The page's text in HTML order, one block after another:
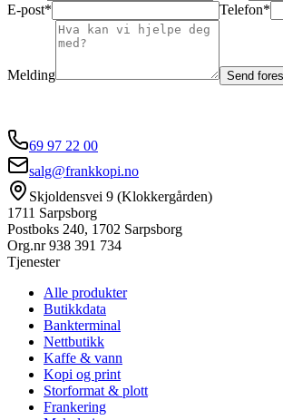
E-post*
Telefon*
Melding Send
69 97 22 00
salg@frankkopi.no
Skjoldensvei 9 (Klokkergården)
1711 Sarpsborg
Postboks 240, 1702 Sarpsborg
Org.nr938 391 734
Tjenester
Alle produkter
Butikkdata
Bankterminal
Nettbutikk
Kaffe & vann
Kopi og print
Storformat & plott
Frankering